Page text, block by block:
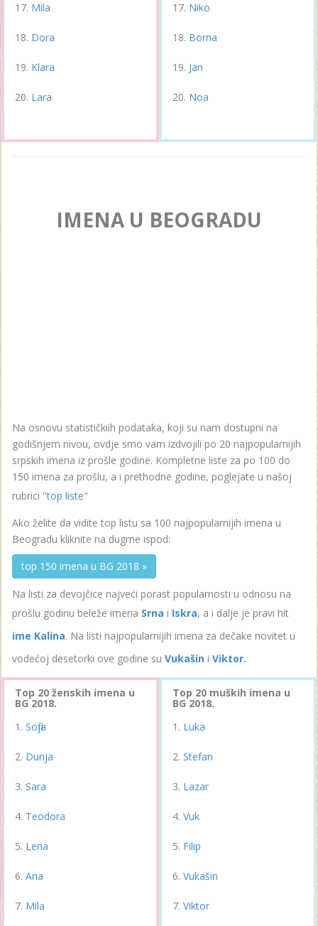
Mila
Dora
Klara
Lara
Niko
Borna
Jan
Noa
IMENA U BEOGRADU
Na osnovu statističkiih podataka, koji su nam dostupni na
godišnjem nivou, ovdje smo vam izdvojili po 20 najpopularnijih
srpskih imena iz prošle godine. Kompletne liste za po 100 do
150 imena za prošlu, a i prethodne godine, poglejate u našoj
rubrici "top liste"
Ako želite da vidite top listu sa 100 najpopularnijih imena u
Beogradu kliknite na dugme ispod:
top 150 imena u BG 2018 »
Na listi za devojčice najveći porast popularnosti u odnosu na
prošlu godinu beleže imena Srna i Iskra, a i dalje je pravi hit
ime Kalina. Na listi najpopularnijih imena za dečake novitet u
vodećoj desetorki ove godine su Vukašin i Viktor.
Top 20 ženskih imena u
BG 2018.
Sofija
Dunja
Sara
Teodora
Lena
Ana
Mila
Top 20 muških imena u
BG 2018.
Luka
Stefan
Lazar
Vuk
Filip
Vukašin
Viktor